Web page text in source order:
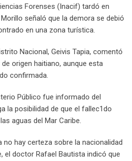
Forenses (Inacif) tardó en
señaló que la demora se debió
en una zona turística.
Nacional, Geivis Tapia, comentó
origen haitiano, aunque esta
confirmada.
Público fue informado del
la posibilidad de que el fallec1do
aguas del Mar Caribe.
no hay certeza sobre la nacionalidad
el doctor Rafael Bautista indicó que